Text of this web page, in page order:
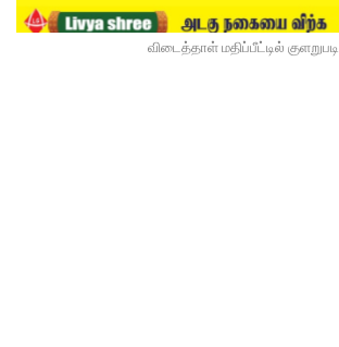
விடைத்தாள் மதிப்பீட்டில் குளறுபடி